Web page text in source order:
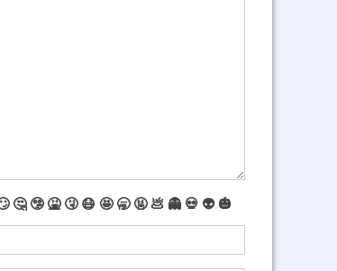
🤔 🤥 🤮 🤧 😷 🤩 🥱 🤬 💩 👻 💀 👽 🎃